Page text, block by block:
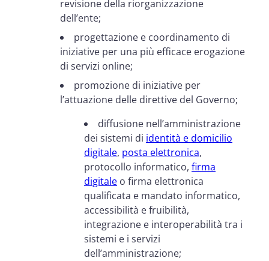
revisione della riorganizzazione
dell’ente;
progettazione e coordinamento di
iniziative per una più efficace erogazione
di servizi online;
promozione di iniziative per
l’attuazione delle direttive del Governo;
diffusione nell’amministrazione
dei sistemi di identità e domicilio
digitale, posta elettronica,
protocollo informatico, firma
digitale o firma elettronica
qualificata e mandato informatico,
accessibilità e fruibilità,
integrazione e interoperabilità tra i
sistemi e i servizi
dell’amministrazione;